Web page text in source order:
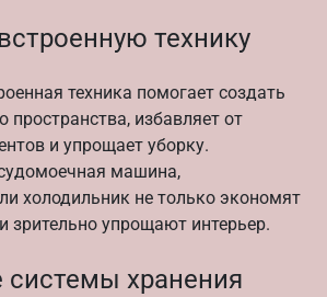
технику
техника помогает создать
пространства, избавляет от
и упрощает уборку.
машина,
холодильник не только экономят
зрительно упрощают интерьер.
системы хранения